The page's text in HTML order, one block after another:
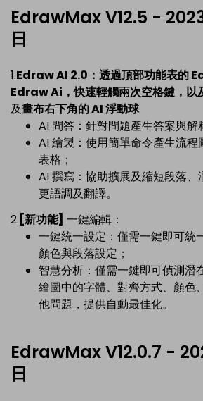
EdrawMax V12.5 -
日
1.Edraw AI 2.0： 透過頂部功能表的
Edraw Ai，快速輕觸兩次空格鍵，以
及畫布右下角的 AI 浮動球
AI 問答：針對問題產生答案與解
AI 繪製：使用簡單命令產生流程
表格；
AI 撰寫：協助擴展及縮短段落
更語調及翻譯。
2. [新功能] 一鍵編輯：
一鍵統一設定：僅需一鍵即可統
顏色與段落設定；
智慧分析：僅需一鍵即可偵測潛
繪圖中的字體、對齊方式、顏色
他問題，提供自動最佳化。
EdrawMax V12.0.7 -
日